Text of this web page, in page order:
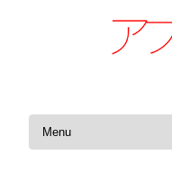
コンテンツへスキップ